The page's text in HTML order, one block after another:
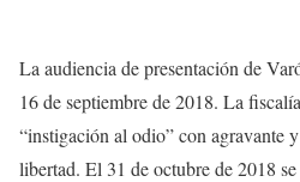
La audiencia de presentación de
16 de septiembre de 2018. La
“instigación al odio” con agravante
libertad. El 31 de octubre de 2018